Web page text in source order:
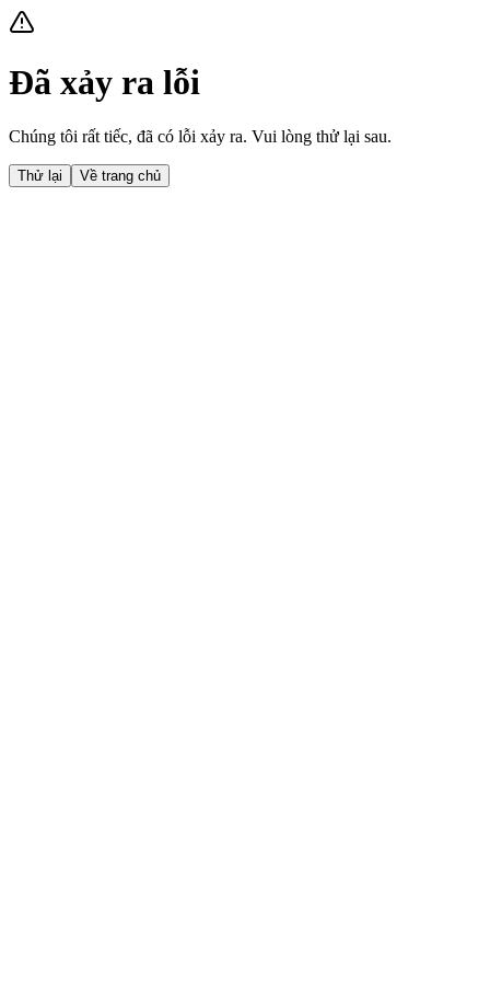
Đã xảy ra lỗi
Chúng tôi rất tiếc, đã có lỗi xảy ra. Vui lòng thử lại sau.
Thử lại Về trang chủ